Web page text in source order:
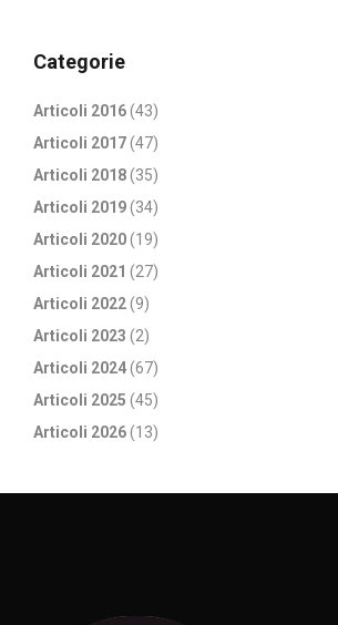
Categorie
Articoli 2016(43)
Articoli 2017(47)
Articoli 2018(35)
Articoli 2019(34)
Articoli 2020(19)
Articoli 2021 (27)
Articoli 2022(9)
Articoli 2023 (2)
Articoli 2024(67)
Articoli 2025 (45)
Articoli 2026(13)